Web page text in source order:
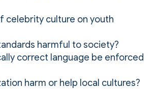
celebrity culture on youth
harmful to society?
correct language be enforced
harm or help local cultures?